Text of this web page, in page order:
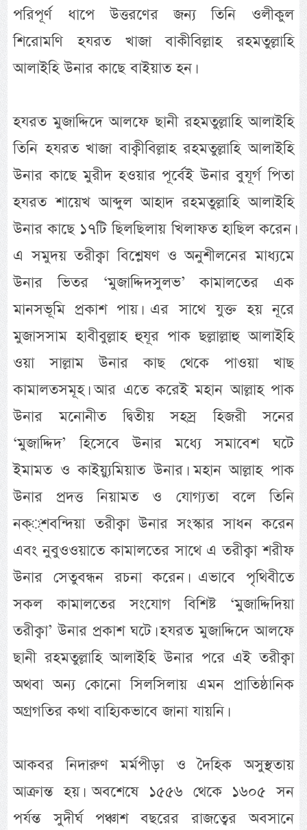
পরিপূর্ণ ধাপে উত্তরণের জন্য তিনি ওলীকুল
শিরোমণি হযরত খাজা বাকীবিল্লাহ রহমতুল্লাহি
আলাইহি উনার কাছে বাইয়াত হন।
হযরত মুজাদ্দিদে আলফে ছানী রহমতুল্লাহি আলাইহি
তিনি হযরত খাজা বাক্বীবিল্লাহ রহমতুল্লাহি আলাইহি
উনার কাছে মুরীদ হওয়ার পূর্বেই উনার বুযূর্গ পিতা
হযরত শায়েখ আব্দুল আহাদ রহমতুল্লাহি আলাইহি
উনার কাছে ১৭টি ছিলছিলায় খিলাফত হাছিল করেন।
এ সমুদয় তরীক্বা বিশ্লেষণ ও অনুশীলনের মাধ্যমে
উনার ভিতর ‘মুজাদ্দিদসুলভ’ কামালতের এক
মানসভূমি প্রকাশ পায়। এর সাথে যুক্ত হয় নূরে
মুজাসসাম হাবীবুল্লাহ হুযূর পাক ছল্লাল্লাহু আলাইহি
ওয়া সাল্লাম উনার কাছ থেকে পাওয়া খাছ
কামালতসমূহ। আর এতে করেই মহান আল্লাহ পাক
উনার মনোনীত দ্বিতীয় সহস্র হিজরী সনের
‘মুজাদ্দিদ’ হিসেবে উনার মধ্যে সমাবেশ ঘটে
ইমামত ও কাইয়্যুমিয়াত উনার। মহান আল্লাহ পাক
উনার প্রদত্ত নিয়ামত ও যোগ্যতা বলে তিনি
নক্্শবন্দিয়া তরীক্বা উনার সংস্কার সাধন করেন
এবং নুবুওওয়াতে কামালতের সাথে এ তরীক্বা শরীফ
উনার সেতুবন্ধন রচনা করেন। এভাবে পৃথিবীতে
সকল কামালতের সংযোগ বিশিষ্ট ‘মুজাদ্দিদিয়া
তরীক্বা’ উনার প্রকাশ ঘটে। হযরত মুজাদ্দিদে আলফে
ছানী রহমতুল্লাহি আলাইহি উনার পরে এই তরীক্বা
অথবা অন্য কোনো সিলসিলায় এমন প্রাতিষ্ঠানিক
অগ্রগতির কথা বাহ্যিকভাবে জানা যায়নি।
আকবর নিদারুণ মর্মপীড়া ও দৈহিক অসুস্থতায়
আক্রান্ত হয়। অবশেষে ১৫৫৬ থেকে ১৬০৫ সন
পর্যন্ত সুদীর্ঘ পঞ্চাশ বছরের রাজত্বের অবসানে